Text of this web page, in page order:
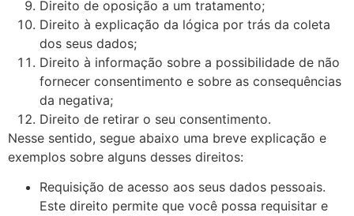
Direito de oposição a um tratamento;
Direito à explicação da lógica por trás da coleta
dos seus dados;
Direito à informação sobre a possibilidade de não
fornecer consentimento e sobre as consequências
da negativa;
Direito de retirar o seu consentimento.
Nesse sentido, segue abaixo uma breve explicação e
exemplos sobre alguns desses direitos:
Requisição de acesso aos seus dados pessoais.
Este direito permite que você possa requisitar e